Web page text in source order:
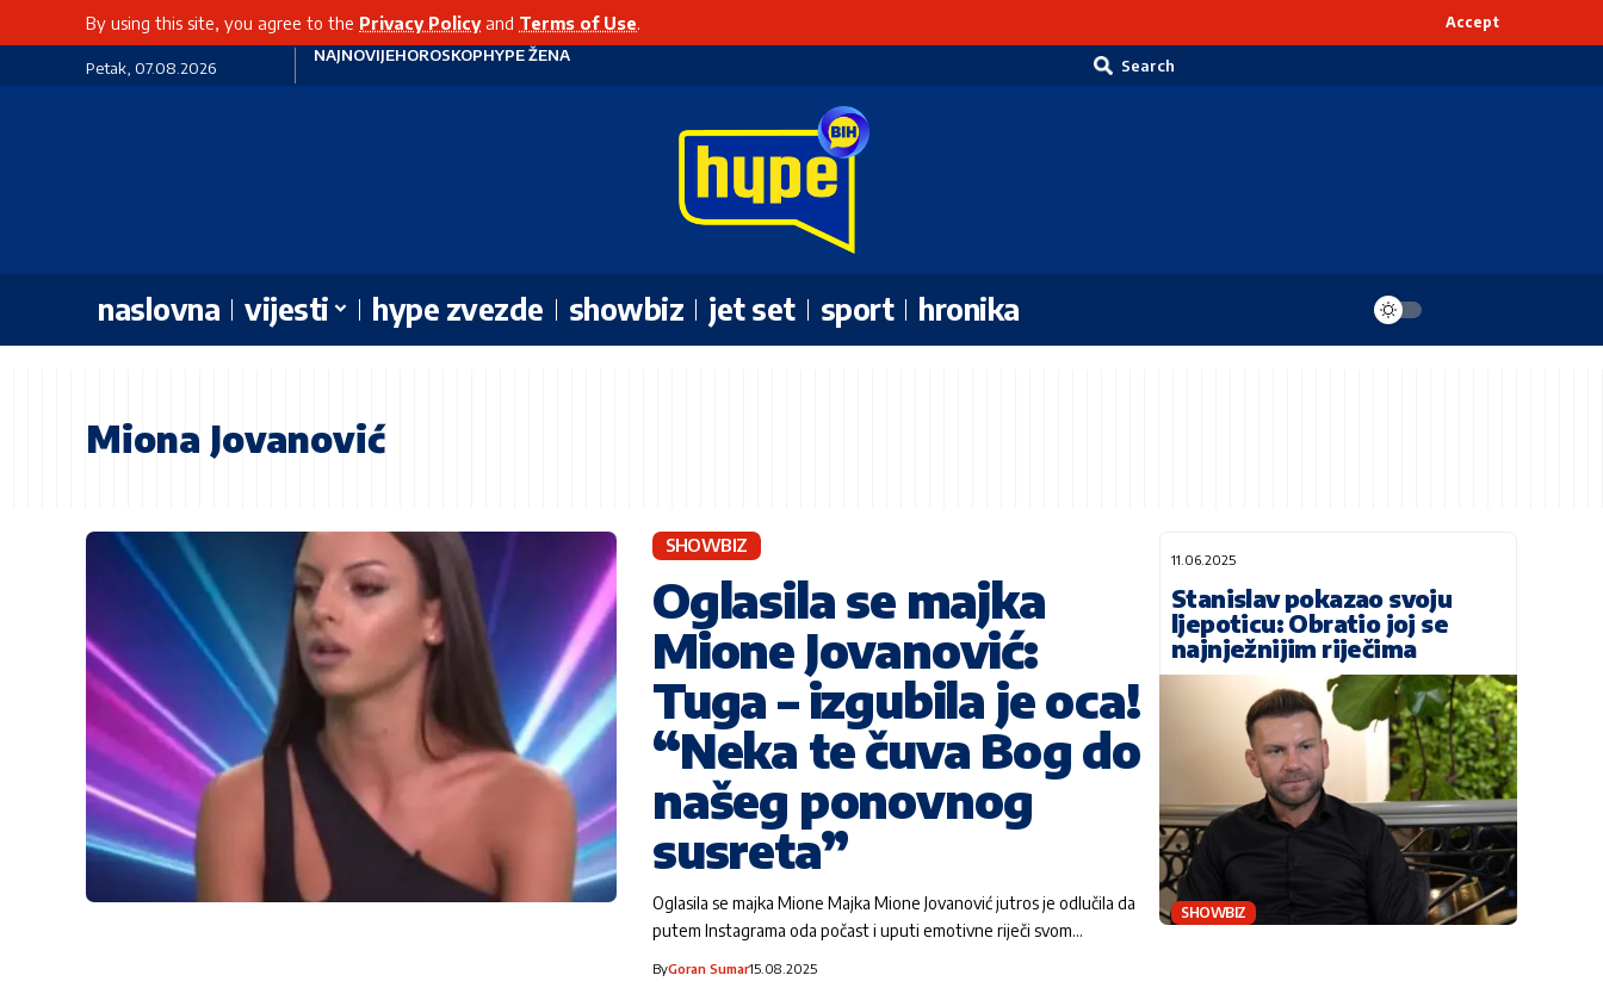
By using this site, you agree to the Privacy Policyand Terms of Use. Accept
Petak, 07.08.2026
NAJNOVIJEHOROSKOPHYPE ŽENA
Search
naslovna vijesti hype zvezde showbiz jet set sport hronika
Miona Jovanović
SHOWBIZ
Oglasila se majka
Mione Jovanović:
Tuga – izgubila je oca!
“Neka te čuva Bog do
našeg ponovnog
susreta”
Oglasila se majka Mione Majka Mione Jovanović jutros je odlučila da
putem Instagrama oda počast i uputi emotivne riječi svom…
ByGoran Sumar15.08.2025
11.06.2025
Stanislav pokazao svoju
ljepoticu: Obratio joj se
najnježnijim riječima
SHOWBIZ